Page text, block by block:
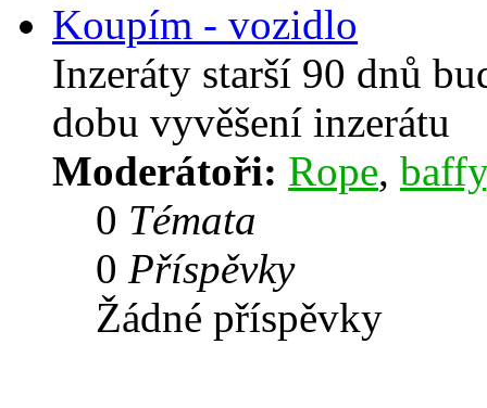
Koupím - vozidlo
Inzeráty starší 90 dnů
dobu vyvěšení inzerátu
Moderátoři: Rope, baffy
0 Témata
0 Příspěvky
Žádné příspěvky